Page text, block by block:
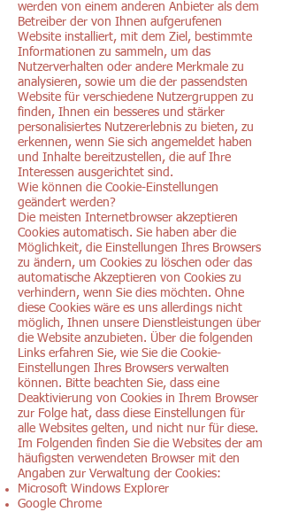
werden von einem anderen Anbieter als dem
Betreiber der von Ihnen aufgerufenen
Website installiert, mit dem Ziel, bestimmte
Informationen zu sammeln, um das
Nutzerverhalten oder andere Merkmale zu
analysieren, sowie um die der passendsten
Website für verschiedene Nutzergruppen zu
finden, Ihnen ein besseres und stärker
personalisiertes Nutzererlebnis zu bieten, zu
erkennen, wenn Sie sich angemeldet haben
und Inhalte bereitzustellen, die auf Ihre
Interessen ausgerichtet sind.
Wie können die Cookie-Einstellungen
geändert werden?
Die meisten Internetbrowser akzeptieren
Cookies automatisch. Sie haben aber die
Möglichkeit, die Einstellungen Ihres Browsers
zu ändern, um Cookies zu löschen oder das
automatische Akzeptieren von Cookies zu
verhindern, wenn Sie dies möchten. Ohne
diese Cookies wäre es uns allerdings nicht
möglich, Ihnen unsere Dienstleistungen über
die Website anzubieten. Über die folgenden
Links erfahren Sie, wie Sie die Cookie-
Einstellungen Ihres Browsers verwalten
können. Bitte beachten Sie, dass eine
Deaktivierung von Cookies in Ihrem Browser
zur Folge hat, dass diese Einstellungen für
alle Websites gelten, und nicht nur für diese.
Im Folgenden finden Sie die Websites der am
häufigsten verwendeten Browser mit den
Angaben zur Verwaltung der Cookies:
Microsoft Windows Explorer
Google Chrome